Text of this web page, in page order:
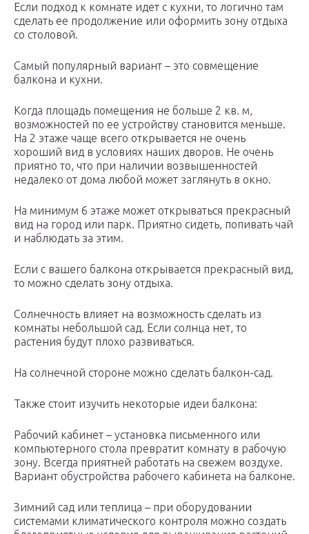
Если подход к комнате идет с кухни, то логично там
сделать ее продолжение или оформить зону отдыха
со столовой.
Самый популярный вариант – это совмещение
балкона и кухни.
Когда площадь помещения не больше 2 кв. м,
возможностей по ее устройству становится меньше.
На 2 этаже чаще всего открывается не очень
хороший вид в условиях наших дворов. Не очень
приятно то, что при наличии возвышенностей
недалеко от дома любой может заглянуть в окно.
На минимум 6 этаже может открываться прекрасный
вид на город или парк. Приятно сидеть, попивать чай
и наблюдать за этим.
Если с вашего балкона открывается прекрасный вид,
то можно сделать зону отдыха.
Солнечность влияет на возможность сделать из
комнаты небольшой сад. Если солнца нет, то
растения будут плохо развиваться.
На солнечной стороне можно сделать балкон-сад.
Также стоит изучить некоторые идеи балкона:
Рабочий кабинет – установка письменного или
компьютерного стола превратит комнату в рабочую
зону. Всегда приятней работать на свежем воздухе.
Вариант обустройства рабочего кабинета на балконе.
Зимний сад или теплица – при оборудовании
системами климатического контроля можно создать